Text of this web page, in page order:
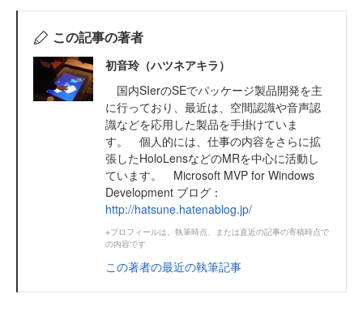
この記事の著者
初音玲（ハツネアキラ）
国内SIerのSEでパッケージ製品開発を主
に行っており、最近は、空間認識や音声認
識などを応用した製品を手掛けていま
す。 個人的には、仕事の内容をさらに拡
張したHoloLensなどのMRを中心に活動し
ています。 Microsoft MVP for Windows
Development ブログ：
http://hatsune.hatenablog.jp/
※プロフィールは、執筆時点、または直近の記事の寄稿時点で
の内容です
この著者の最近の執筆記事